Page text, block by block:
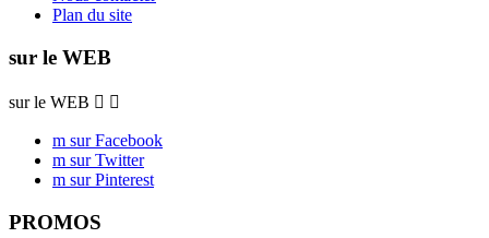
Plan du site
sur le WEB
sur le WEB  
m sur Facebook
m sur Twitter
m sur Pinterest
PROMOS